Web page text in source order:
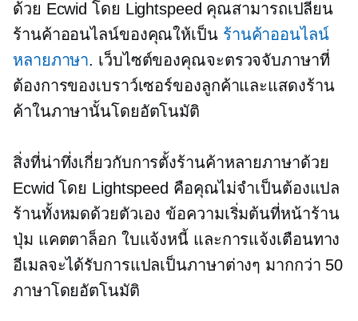
ด้วย Ecwid โดย Lightspeed คุณสามารถเปลี่ยน
ร้านค้าออนไลน์ของคุณให้เป็น ร้านค้าออนไลน์
หลายภาษา. เว็บไซต์ของคุณจะตรวจจับภาษาที่
ต้องการของเบราว์เซอร์ของลูกค้าและแสดงร้าน
ค้าในภาษานั้นโดยอัตโนมัติ
สิ่งที่น่าทึ่งเกี่ยวกับการตั้งร้านค้าหลายภาษาด้วย
Ecwid โดย Lightspeed คือคุณไม่จำเป็นต้องแปล
ร้านทั้งหมดด้วยตัวเอง ข้อความเริ่มต้นที่หน้าร้าน
ปุ่ม แคตตาล็อก ใบแจ้งหนี้ และการแจ้งเตือนทาง
อีเมลจะได้รับการแปลเป็นภาษาต่างๆ มากกว่า 50
ภาษาโดยอัตโนมัติ